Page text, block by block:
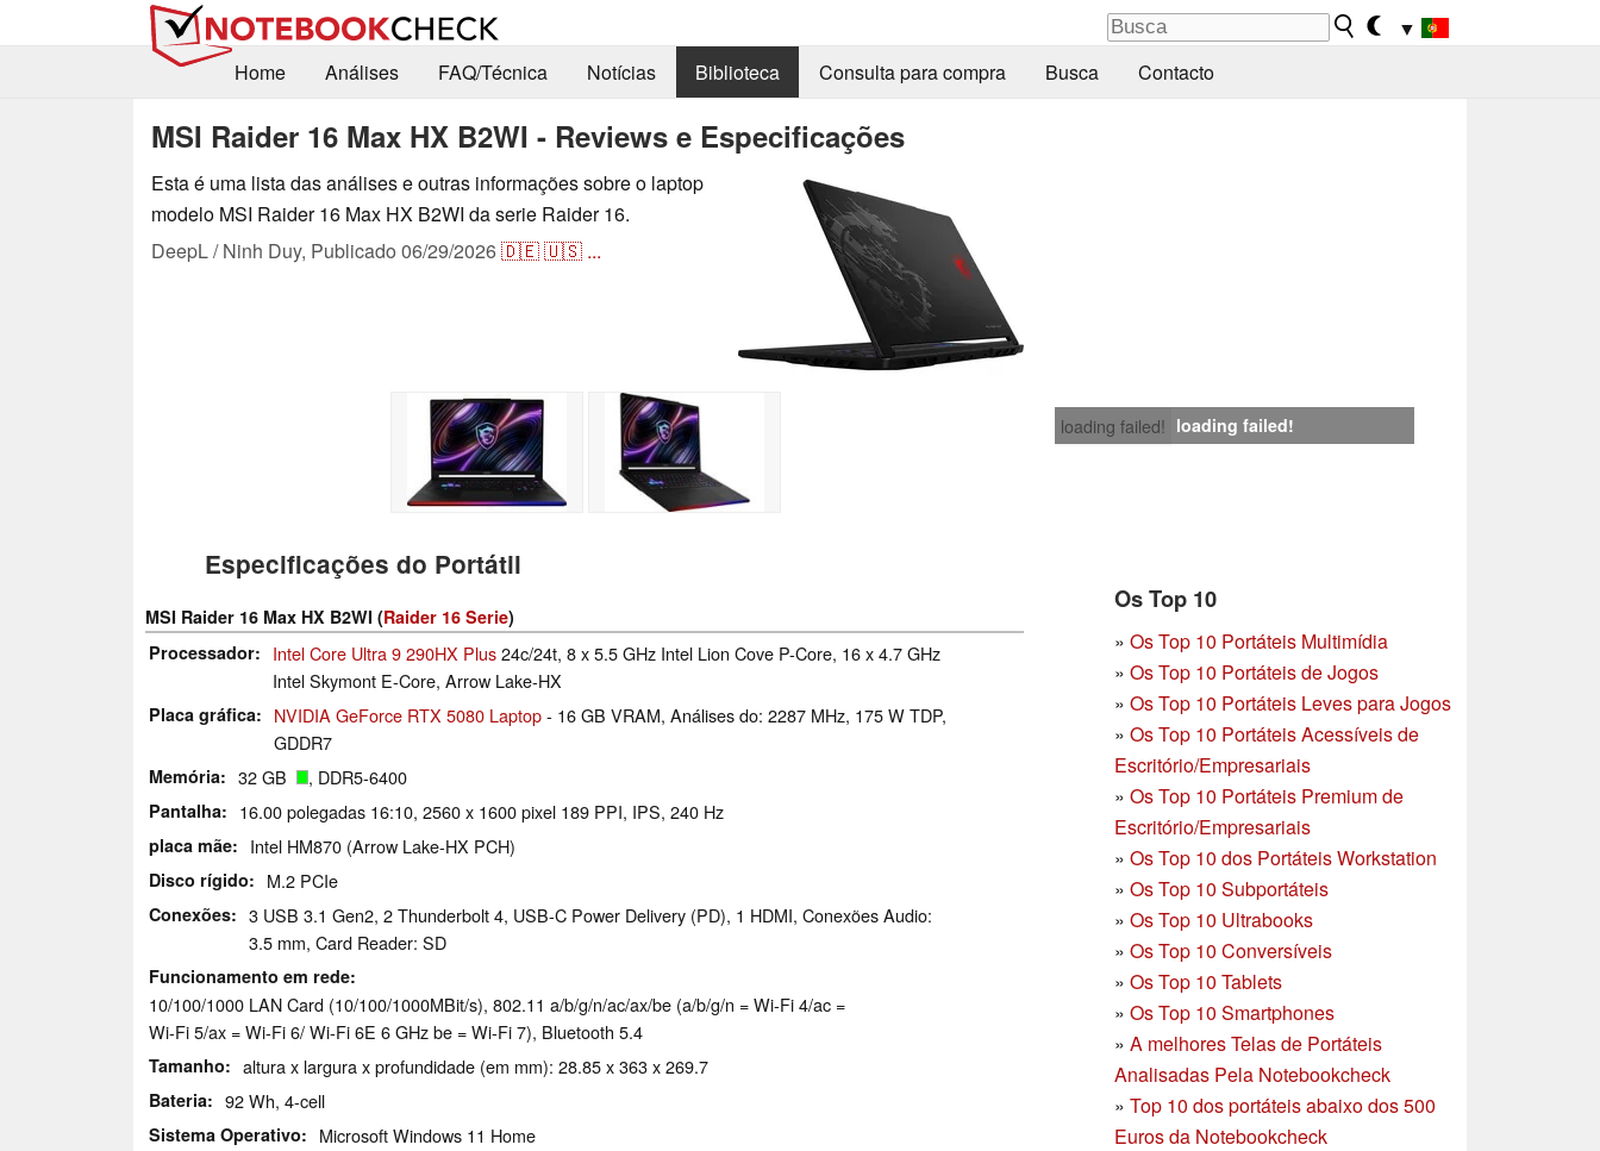
▼
Home
Análises FAQ/Técnica Notícias Biblioteca Consulta para compra Busca Contacto
MSI Raider 16 Max HX B2WI - Reviews e Especificações
Esta é uma lista das análises e outras informações sobre o laptop
modelo MSI Raider 16 Max HX B2WI da serie Raider 16.
DeepL / Ninh Duy, Publicado 06/29/2026🇩🇪🇺🇸 ...
loading failed! loading failed!
Os Top 10
» Os Top 10 Portáteis Multimídia
» Os Top 10 Portáteis de Jogos
» Os Top 10 Portáteis Leves para Jogos
» Os Top 10 Portáteis Acessíveis de
Escritório/Empresariais
» Os Top 10 Portáteis Premium de
Escritório/Empresariais
» Os Top 10 dos Portáteis Workstation
» Os Top 10 Subportáteis
» Os Top 10 Ultrabooks
» Os Top 10 Conversíveis
» Os Top 10 Tablets
» Os Top 10 Smartphones
» A melhores Telas de Portáteis
Analisadas Pela Notebookcheck
» Top 10 dos portáteis abaixo dos 500
Euros da Notebookcheck
Especificações do Portátil
MSI Raider 16 Max HX B2WI (Raider 16 Serie)
Processador
Intel Core Ultra 9 290HX Plus24c/24t, 8 x 5.5 GHz Intel Lion Cove P-Core, 16 x 4.7 GHz
Intel Skymont E-Core, Arrow Lake-HX
Placa gráfica NVIDIA GeForce RTX 5080 Laptop- 16 GB VRAM, Análises do: 2287 MHz, 175 W TDP,
GDDR7
Memória 32 GB , DDR5-6400
Pantalha 16.00 polegadas 16:10, 2560 x 1600 pixel 189 PPI, IPS, 240 Hz
placa mãe Intel HM870 (Arrow Lake-HX PCH)
Disco rígido M.2 PCIe
Conexões
3 USB 3.1 Gen2, 2 Thunderbolt 4, USB-C Power Delivery (PD), 1 HDMI, Conexões Audio:
3.5 mm, Card Reader: SD
Funcionamento em rede
10/100/1000 LAN Card (10/100/1000MBit/s), 802.11 a/​b/​g/​n/​ac/​ax/​be (a/b/g/n = Wi-Fi 4/ac =
Wi-Fi 5/ax = Wi-Fi 6/ Wi-Fi 6E 6 GHz be = Wi-Fi 7), Bluetooth 5.4
Tamanho altura x largura x profundidade (em mm): 28.85 x 363 x 269.7
Bateria 92 Wh, 4-cell
Sistema Operativo Microsoft Windows 11 Home